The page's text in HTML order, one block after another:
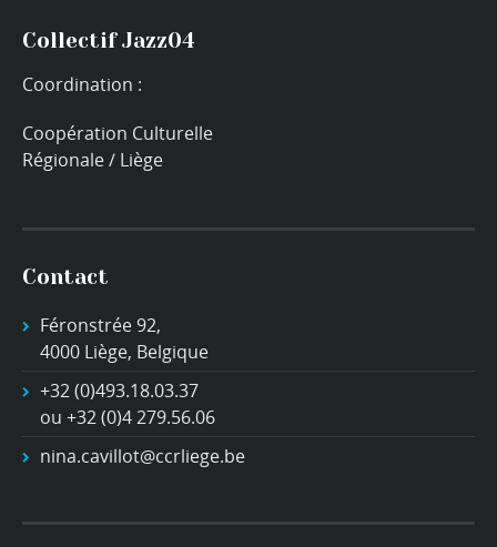
Collectif Jazz04
Coordination :
Coopération Culturelle
Régionale / Liège
Contact
Féronstrée 92,
4000 Liège, Belgique
+32 (0)493.18.03.37
ou +32 (0)4 279.56.06
nina.cavillot@ccrliege.be